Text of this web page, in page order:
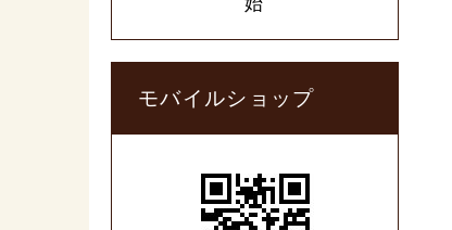
モバイルショップ